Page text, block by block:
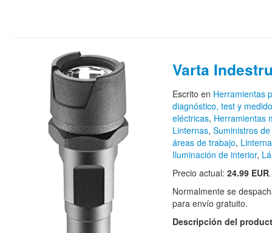
Varta
Escrito en Herramientas
diagnóstico, test y
eléctricas, Herramientas
Linternas, Suministros
áreas de trabajo,
Iluminación de interior,
Precio actual: 24.99 EUR.
Normalmente se
para envío gratuito.
Descripción del